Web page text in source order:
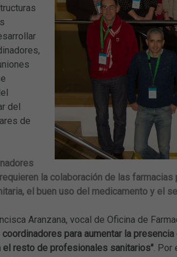
del
de
la colaboración de las
el buen uso del medicamento y el
Aranzana, vocal de Oficina de
para aumentar la
el resto de profesionales sanitarios". Por